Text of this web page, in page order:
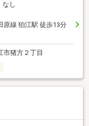
なし
原線 狛江駅 徒歩13分
市猪方２丁目